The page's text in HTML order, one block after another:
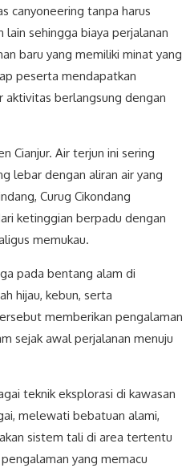
canyoneering tanpa harus
sehingga biaya perjalanan
baru yang memiliki minat yang
peserta mendapatkan
aktivitas berlangsung dengan
Cianjur. Air terjun ini sering
lebar dengan aliran air yang
Curug Cikondang
ketinggian berpadu dengan
memukau.
pada bentang alam di
hijau, kebun, serta
memberikan pengalaman
sejak awal perjalanan menuju
teknik eksplorasi di kawasan
melewati bebatuan alami,
sistem tali di area tertentu
yang memacu